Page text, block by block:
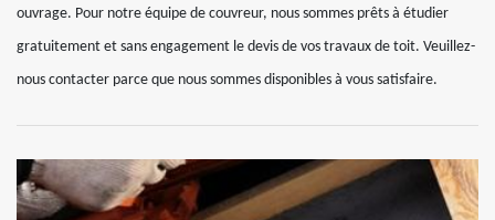
ouvrage. Pour notre équipe de couvreur, nous sommes prêts à étudier
gratuitement et sans engagement le devis de vos travaux de toit. Veuillez-
nous contacter parce que nous sommes disponibles à vous satisfaire.